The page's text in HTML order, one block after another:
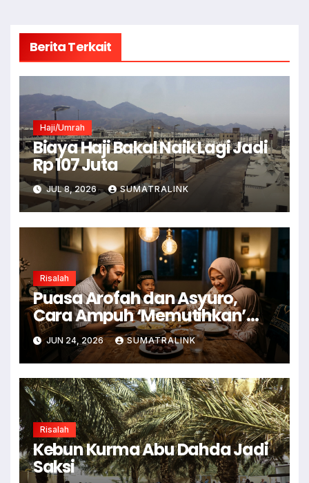
Berita Terkait
Haji/Umrah
Biaya Haji Bakal Naik Lagi Jadi
Rp 107 Juta
JUL 8, 2026 SUMATRALINK
Risalah
Puasa Arofah dan Asyuro,
Cara Ampuh ‘Memutihkan’
Dosa
JUN 24, 2026 SUMATRALINK
Risalah
Kebun Kurma Abu Dahda Jadi
Saksi